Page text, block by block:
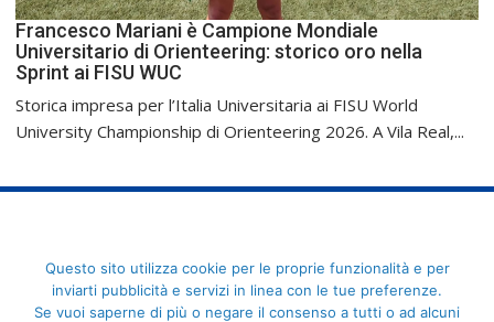
Francesco Mariani è Campione Mondiale
Universitario di Orienteering: storico oro nella
Sprint ai FISU WUC
Storica impresa per l’Italia Universitaria ai FISU World
University Championship di Orienteering 2026. A Vila Real,...
FederCUSI: Federazione Italiana dello Sport Universitario - Via
Angelo Brofferio, 7 - 00195 Roma - C.F. 80109270589
Questo sito utilizza cookie per le proprie funzionalità e per
inviarti pubblicità e servizi in linea con le tue preferenze.
Se vuoi saperne di più o negare il consenso a tutti o ad alcuni